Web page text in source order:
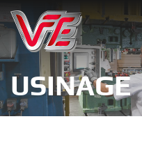
to
content
USINAGE